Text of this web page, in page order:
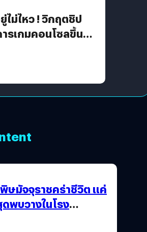
ไม่ไหว ! วิกฤตชิป
รเกมคอนโซลขึ้น
ษมัจจุราชคร่าชีวิต แค่
พบวางในโรง